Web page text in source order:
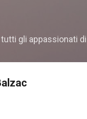
gli appassionati